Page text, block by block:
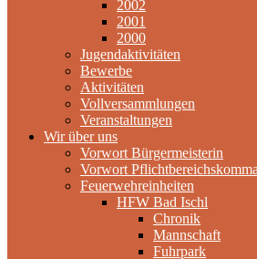
2002
2001
2000
Jugendaktivitäten
Bewerbe
Aktivitäten
Vollversammlungen
Veranstaltungen
Wir über uns
Vorwort Bürgermeisterin
Vorwort
Feuerwehreinheiten
HFW Bad Ischl
Chronik
Mannschaft
Fuhrpark